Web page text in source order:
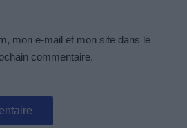
mon e-mail et mon site dans le
commentaire.